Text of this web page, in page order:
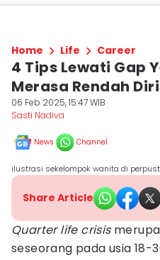
Home Life Career
4 Tips Lewati Gap
Merasa Rendah
06 Feb 2025, 15:47 WIB
Sasti Nadiva
News Channel
ilustrasi sekelompok wanita di
Share Article
Quarter life crisis
seseorang pada usia 18-